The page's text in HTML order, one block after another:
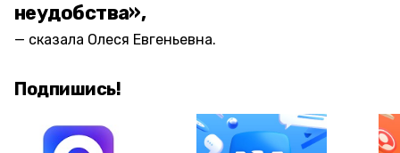
неудобства»,
сказала Олеся Евгеньевна.
Подпишись!